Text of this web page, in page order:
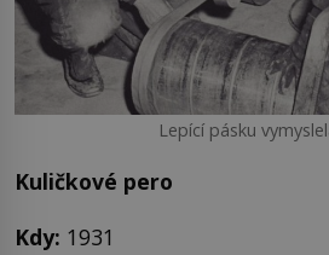
Lepící pásku
Kuličkové pero
Kdy: 1931